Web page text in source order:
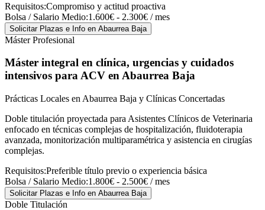
Requisitos:Compromiso y actitud proactiva
Bolsa / Salario Medio:1.600€ - 2.300€ / mes
Solicitar Plazas e Info en Abaurrea Baja
Máster Profesional
Máster integral en clínica, urgencias y cuidados
intensivos para ACV en Abaurrea Baja
Prácticas Locales en Abaurrea Baja y Clínicas Concertadas
Doble titulación proyectada para Asistentes Clínicos de Veterinaria
enfocado en técnicas complejas de hospitalización, fluidoterapia
avanzada, monitorización multiparamétrica y asistencia en cirugías
complejas.
Requisitos:Preferible título previo o experiencia básica
Bolsa / Salario Medio:1.800€ - 2.500€ / mes
Solicitar Plazas e Info en Abaurrea Baja
Doble Titulación